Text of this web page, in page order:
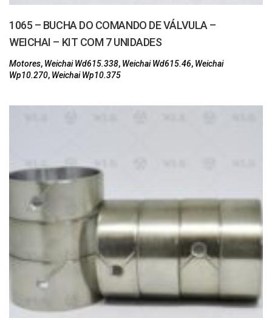
1065 – BUCHA DO COMANDO DE VÁLVULA –
WEICHAI – KIT COM 7 UNIDADES
Motores, Weichai Wd615.338, Weichai Wd615.46, Weichai
Wp10.270, Weichai Wp10.375